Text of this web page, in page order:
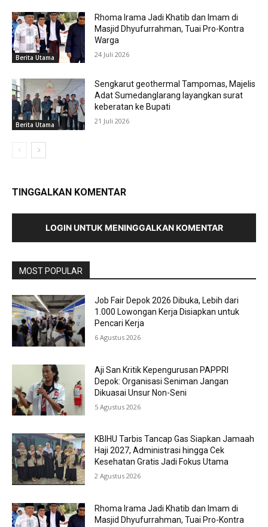
Berita Utama
Rhoma Irama Jadi Khatib dan Imam di
Masjid Dhyufurrahman, Tuai Pro-Kontra
Warga
24 Juli 2026
Berita Utama
Sengkarut geothermal Tampomas, Majelis
Adat Sumedanglarang layangkan surat
keberatan ke Bupati
21 Juli 2026
TINGGALKAN KOMENTAR
LOGIN UNTUK MENINGGALKAN KOMENTAR
MOST POPULAR
Job Fair Depok 2026 Dibuka, Lebih dari
1.000 Lowongan Kerja Disiapkan untuk
Pencari Kerja
6 Agustus 2026
Aji San Kritik Kepengurusan PAPPRI
Depok: Organisasi Seniman Jangan
Dikuasai Unsur Non-Seni
5 Agustus 2026
KBIHU Tarbis Tancap Gas Siapkan Jamaah
Haji 2027, Administrasi hingga Cek
Kesehatan Gratis Jadi Fokus Utama
2 Agustus 2026
Rhoma Irama Jadi Khatib dan Imam di
Masjid Dhyufurrahman, Tuai Pro-Kontra